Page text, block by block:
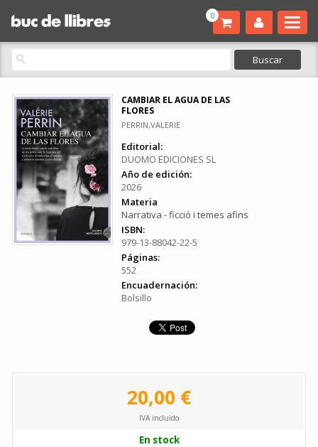
0
CAMBIAR EL AGUA DE LAS
FLORES
PERRIN,VALERIE
Editorial:
DUOMO EDICIONES SL
Año de edición:
2026
Materia
Narrativa - ficció i temes afins
ISBN:
979-13-88042-22-5
Páginas:
552
Encuadernación:
Bolsillo
20,00 €
IVA incluido
En stock